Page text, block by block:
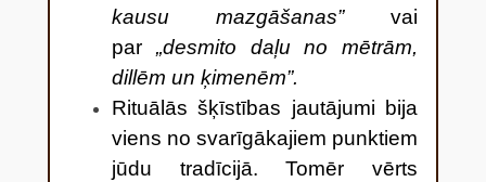
kausu mazgāšanas”vai
par „desmito daļu no mētrām,
dillēm un ķimenēm”.
Rituālās šķīstības jautājumi bija
viens no svarīgākajiem punktiem
jūdu tradīcijā. Tomēr vērts